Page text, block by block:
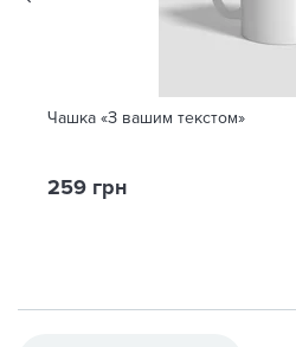
Чашка «З вашим текстом»
259 грн